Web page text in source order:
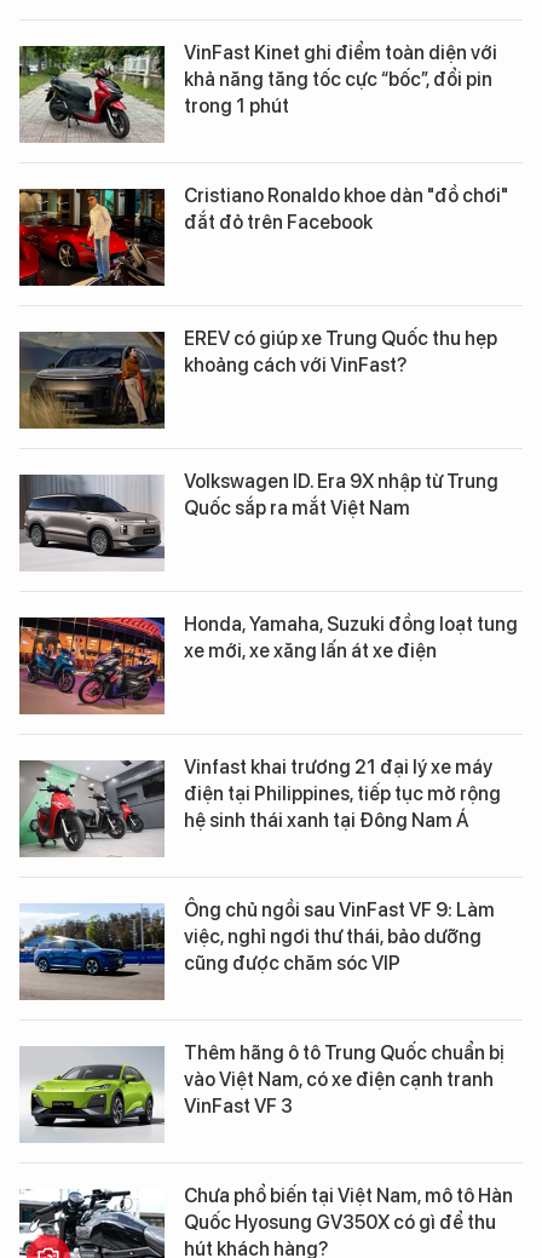
VinFast Kinet ghi điểm toàn diện với
khả năng tăng tốc cực “bốc”, đổi pin
trong 1 phút
Cristiano Ronaldo khoe dàn "đồ chơi"
đắt đỏ trên Facebook
EREV có giúp xe Trung Quốc thu hẹp
khoảng cách với VinFast?
Volkswagen ID. Era 9X nhập từ Trung
Quốc sắp ra mắt Việt Nam
Honda, Yamaha, Suzuki đồng loạt tung
xe mới, xe xăng lấn át xe điện
Vinfast khai trương 21 đại lý xe máy
điện tại Philippines, tiếp tục mở rộng
hệ sinh thái xanh tại Đông Nam Á
Ông chủ ngồi sau VinFast VF 9: Làm
việc, nghỉ ngơi thư thái, bảo dưỡng
cũng được chăm sóc VIP
Thêm hãng ô tô Trung Quốc chuẩn bị
vào Việt Nam, có xe điện cạnh tranh
VinFast VF 3
Chưa phổ biến tại Việt Nam, mô tô Hàn
Quốc Hyosung GV350X có gì để thu
hút khách hàng?